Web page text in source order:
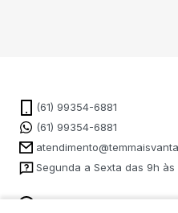
(61) 99354-6881
(61) 99354-6881
Segunda a Sexta das 9h às